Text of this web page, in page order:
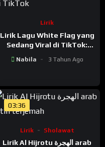
Lirik
Lirik Lagu White Flag yang
Sedang Viral di TikTok:
Nabila 3 Tahun Ago
03:36
Lirik Sholawat
Lirik Al Hijrotu الهجرة arab